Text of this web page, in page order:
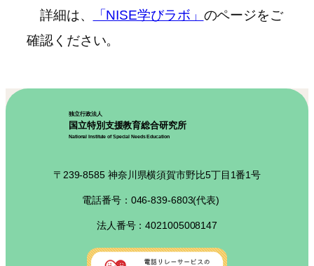
詳細は、 「NISE学びラボ」 のページをご
確認ください。
独立行政法人
国立特別支援教育総合研究所
National Institute of Special Needs Education
〒239-8585 神奈川県横須賀市野比5丁目1番1号
電話番号：046-839-6803(代表)
法人番号：4021005008147